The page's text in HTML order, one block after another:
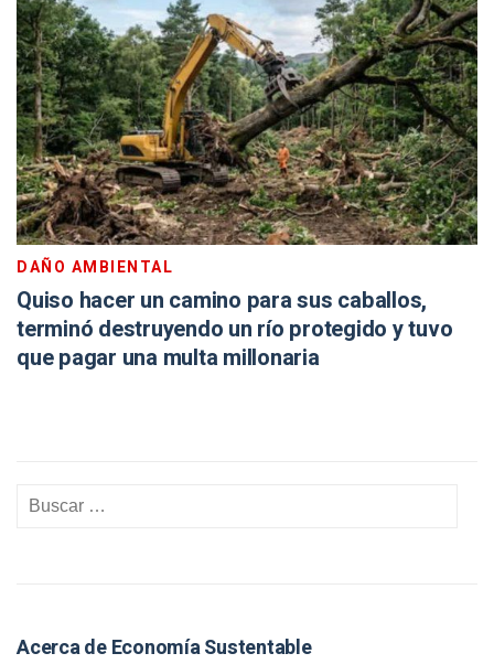
DAÑO AMBIENTAL
Quiso hacer un camino para sus caballos,
terminó destruyendo un río protegido y tuvo
que pagar una multa millonaria
Acerca de Economía Sustentable